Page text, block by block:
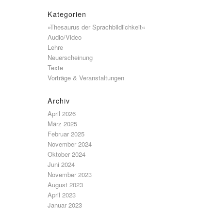
Kategorien
»Thesaurus der Sprachbildlichkeit«
Audio/Video
Lehre
Neuerscheinung
Texte
Vorträge & Veranstaltungen
Archiv
April 2026
März 2025
Februar 2025
November 2024
Oktober 2024
Juni 2024
November 2023
August 2023
April 2023
Januar 2023